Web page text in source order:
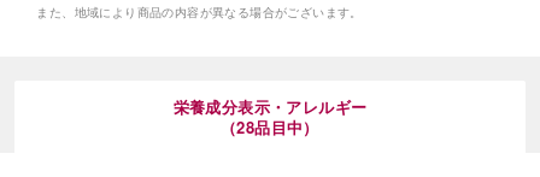
また、地域により商品の内容が異なる場合がございます。
栄養成分表示・アレルギー
（28品目中）
。雄大な八ヶ岳山麓の自
る、こだわりのスイー